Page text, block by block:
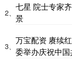
2、
七星 院士专家
景
3、
万宝配资 赓续
委举办庆祝中